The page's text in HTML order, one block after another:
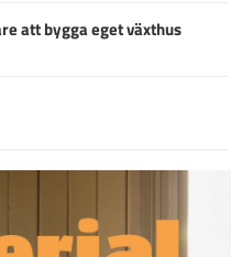
att bygga eget växthus